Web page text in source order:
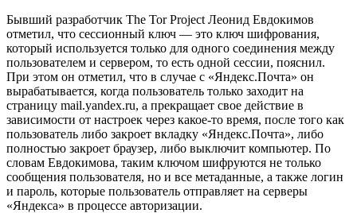
Бывший разработчик The Tor Project Леонид Евдокимов
отметил, что сессионный ключ — это ключ шифрования,
который используется только для одного соединения между
пользователем и сервером, то есть одной сессии, пояснил.
При этом он отметил, что в случае с «Яндекс.Почта» он
вырабатывается, когда пользователь только заходит на
страницу mail.yandex.ru, а прекращает свое действие в
зависимости от настроек через какое-то время, после того как
пользователь либо закроет вкладку «Яндекс.Почта», либо
полностью закроет браузер, либо выключит компьютер. По
словам Евдокимова, таким ключом шифруются не только
сообщения пользователя, но и все метаданные, а также логин
и пароль, которые пользователь отправляет на серверы
«Яндекса» в процессе авторизации.